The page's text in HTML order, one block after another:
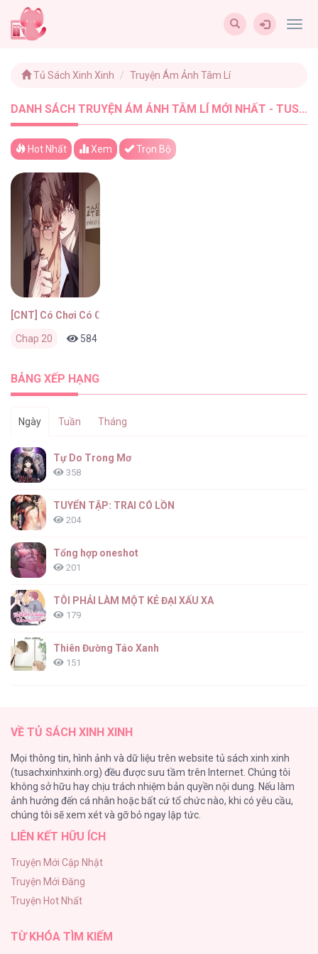
Tủ Sách Xinh Xinh Truyện Ám Ảnh Tâm Lí
DANH SÁCH TRUYỆN ÁM ẢNH TÂM LÍ MỚI NHẤT - TUSACHXINHXINH (1)
Hot Nhất Xem Trọn Bộ
[CNT] Có Chơi Có Chịu
Chap 20 584
BẢNG XẾP HẠNG
Ngày Tuần Tháng
Tự Do Trong Mơ
358
TUYỂN TẬP: TRAI CÓ LỒN
204
Tổng hợp oneshot
201
TÔI PHẢI LÀM MỘT KẺ ĐẠI XẤU XA
179
Thiên Đường Táo Xanh
151
140
Phạm Luật
123
Làm vị cứu tinh thật dễ dàng
|END| Định Tên Mối Quan Hệ
109
VỀ TỦ SÁCH XINH XINH
Mọi thông tin, hình ảnh và dữ liệu trên website tủ sách xinh xinh
(tusachxinhxinh.org) đều được sưu tầm trên Internet. Chúng tôi
không sở hữu hay chịu trách nhiệm bản quyền nội dung. Nếu làm
ảnh hưởng đến cá nhân hoặc bất cứ tổ chức nào, khi có yêu cầu,
chúng tôi sẽ xem xét và gỡ bỏ ngay lập tức.
LIÊN KẾT HỮU ÍCH
Truyện Mới Cập Nhật
Truyện Mới Đăng
Truyện Hot Nhất
TỪ KHÓA TÌM KIẾM